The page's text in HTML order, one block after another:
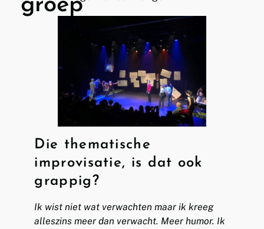
groep
Die thematische
improvisatie, is dat ook
grappig?
Ik wist niet wat verwachten maar ik kreeg
alleszins meer dan verwacht. Meer humor. Ik